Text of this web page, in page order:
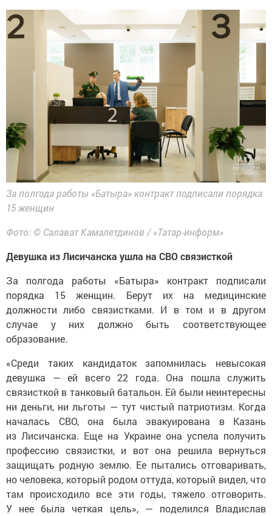
За полгода работы «Батыра» контракт подписали порядка
15 женщин
Фото: © Салават Камалетдинов / «Татар-информ»
Девушка из Лисичанска ушла на СВО связисткой
За полгода работы «Батыра» контракт подписали
порядка 15 женщин. Берут их на медицинские
должности либо связистками. И в том и в другом
случае у них должно быть соответствующее
образование.
«Среди таких кандидаток запомнилась невысокая
девушка — ей всего 22 года. Она пошла служить
связисткой в танковый батальон. Ей были неинтересны
ни деньги, ни льготы — тут чистый патриотизм. Когда
началась СВО, она была эвакуирована в Казань
из Лисичанска. Еще на Украине она успела получить
профессию связистки, и вот она решила вернуться
защищать родную землю. Ее пытались отговаривать,
но человека, который родом оттуда, который видел, что
там происходило все эти годы, тяжело отговорить.
У нее была четкая цель», — поделился Владислав